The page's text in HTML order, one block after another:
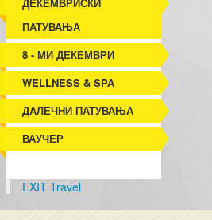
ПАТУВАЊА
8 - МИ ДЕКЕМВРИ
WELLNESS & SPA
ДАЛЕЧНИ ПАТУВАЊА
ВАУЧЕР
EXIT Travel